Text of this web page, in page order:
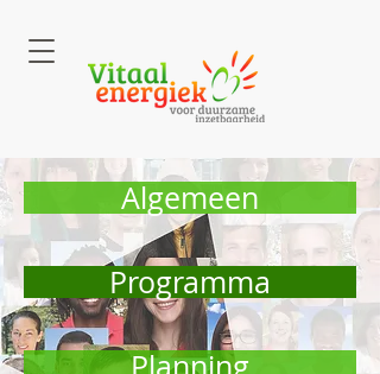
Algemeen
Programma